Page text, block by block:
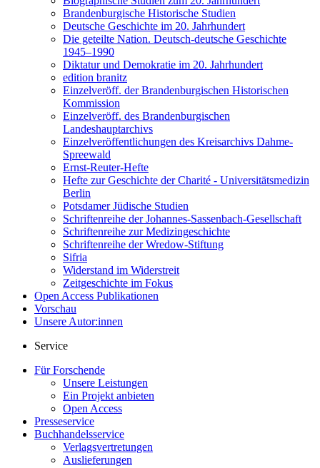
Brandenburgische Historische Studien
Deutsche Geschichte im 20. Jahrhundert
Die geteilte Nation. Deutsch-deutsche Geschichte
1945–1990
Diktatur und Demokratie im 20. Jahrhundert
edition branitz
Einzelveröff. der Brandenburgischen Historischen
Kommission
Einzelveröff. des Brandenburgischen
Landeshauptarchivs
Einzelveröffentlichungen des Kreisarchivs Dahme-
Spreewald
Ernst-Reuter-Hefte
Hefte zur Geschichte der Charité - Universitätsmedizin
Berlin
Potsdamer Jüdische Studien
Schriftenreihe der Johannes-Sassenbach-Gesellschaft
Schriftenreihe zur Medizingeschichte
Schriftenreihe der Wredow-Stiftung
Sifria
Widerstand im Widerstreit
Zeitgeschichte im Fokus
Open Access Publikationen
Vorschau
Unsere Autor:innen
Service
Für Forschende
Unsere Leistungen
Ein Projekt anbieten
Open Access
Presseservice
Buchhandelsservice
Verlagsvertretungen
Auslieferungen